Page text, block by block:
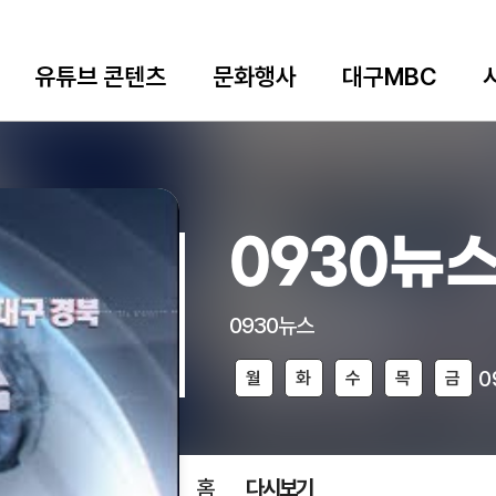
유튜브 콘텐츠 문화행사 대구MBC
0930뉴
0930뉴스
월 화 수 목 금
홈 다시보기